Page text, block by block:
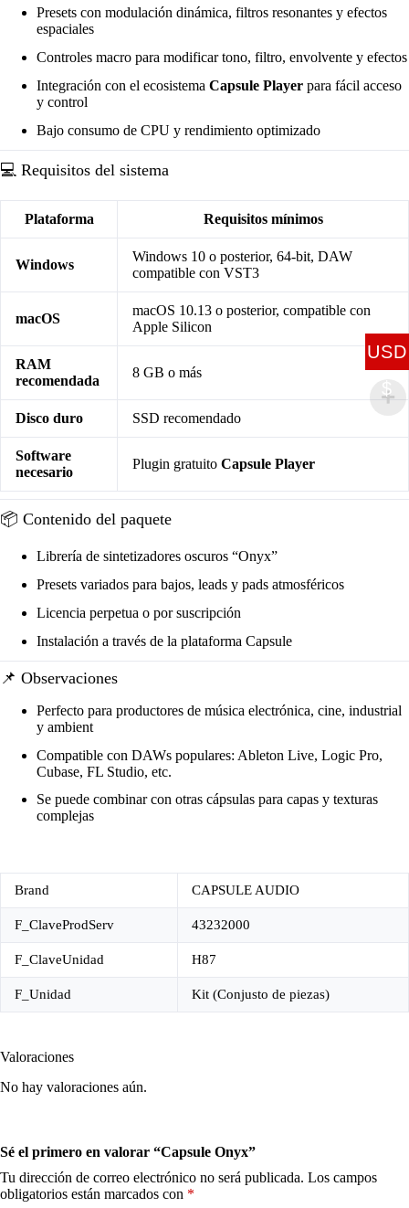
Presets con modulación dinámica, filtros resonantes y efectos
espaciales
Controles macro para modificar tono, filtro, envolvente y efectos
Integración con el ecosistema Capsule Player para fácil acceso
y control
Bajo consumo de CPU y rendimiento optimizado
💻 Requisitos del sistema
Plataforma Requisitos mínimos
Windows
Windows 10 o posterior, 64-bit, DAW
compatible con VST3
macOS
macOS 10.13 o posterior, compatible con
Apple Silicon
RAM
recomendada
8 GB o más
Disco duro SSD recomendado
Software
necesario
Plugin gratuito Capsule Player
📦 Contenido del paquete
Librería de sintetizadores oscuros “Onyx”
Presets variados para bajos, leads y pads atmosféricos
Licencia perpetua o por suscripción
Instalación a través de la plataforma Capsule
📌 Observaciones
Perfecto para productores de música electrónica, cine, industrial
y ambient
Compatible con DAWs populares: Ableton Live, Logic Pro,
Cubase, FL Studio, etc.
Se puede combinar con otras cápsulas para capas y texturas
complejas
Brand CAPSULE AUDIO
F_ClaveProdServ 43232000
F_ClaveUnidad H87
F_Unidad Kit (Conjusto de piezas)
Valoraciones
No hay valoraciones aún.
Sé el primero en valorar “Capsule Onyx”
Tu dirección de correo electrónico no será publicada. Los campos
obligatorios están marcados con *
USD
$